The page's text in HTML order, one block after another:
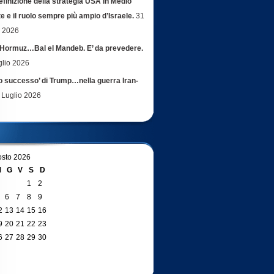
e il ruolo sempre più ampio d’Israele. 31
el Mandeb. E’ da prevedere.
2026
successo’ di Trump…nella guerra Iran-
Luglio 2026
2026
G V S
D
1
2
6
7 8
9
13 14 15 16
20 21 22 23
27 28 29 30